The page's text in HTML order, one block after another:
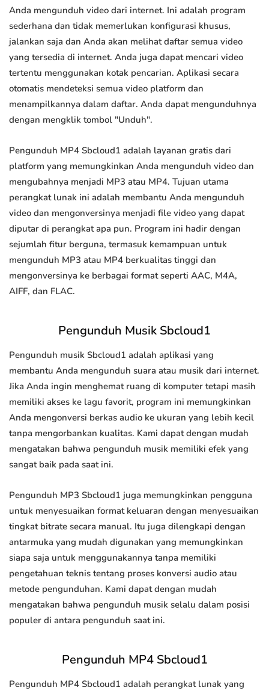
Anda mengunduh video dari internet. Ini adalah program
sederhana dan tidak memerlukan konfigurasi khusus,
jalankan saja dan Anda akan melihat daftar semua video
yang tersedia di internet. Anda juga dapat mencari video
tertentu menggunakan kotak pencarian. Aplikasi secara
otomatis mendeteksi semua video platform dan
menampilkannya dalam daftar. Anda dapat mengunduhnya
dengan mengklik tombol "Unduh".
Pengunduh MP4 Sbcloud1 adalah layanan gratis dari
platform yang memungkinkan Anda mengunduh video dan
mengubahnya menjadi MP3 atau MP4. Tujuan utama
perangkat lunak ini adalah membantu Anda mengunduh
video dan mengonversinya menjadi file video yang dapat
diputar di perangkat apa pun. Program ini hadir dengan
sejumlah fitur berguna, termasuk kemampuan untuk
mengunduh MP3 atau MP4 berkualitas tinggi dan
mengonversinya ke berbagai format seperti AAC, M4A,
AIFF, dan FLAC.
Pengunduh Musik Sbcloud1
Pengunduh musik Sbcloud1 adalah aplikasi yang
membantu Anda mengunduh suara atau musik dari internet.
Jika Anda ingin menghemat ruang di komputer tetapi masih
memiliki akses ke lagu favorit, program ini memungkinkan
Anda mengonversi berkas audio ke ukuran yang lebih kecil
tanpa mengorbankan kualitas. Kami dapat dengan mudah
mengatakan bahwa pengunduh musik memiliki efek yang
sangat baik pada saat ini.
Pengunduh MP3 Sbcloud1 juga memungkinkan pengguna
untuk menyesuaikan format keluaran dengan menyesuaikan
tingkat bitrate secara manual. Itu juga dilengkapi dengan
antarmuka yang mudah digunakan yang memungkinkan
siapa saja untuk menggunakannya tanpa memiliki
pengetahuan teknis tentang proses konversi audio atau
metode pengunduhan. Kami dapat dengan mudah
mengatakan bahwa pengunduh musik selalu dalam posisi
populer di antara pengunduh saat ini.
Pengunduh MP4 Sbcloud1
Pengunduh MP4 Sbcloud1 adalah perangkat lunak yang